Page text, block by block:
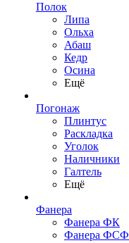
Полок
Липа
Ольха
Абаш
Кедр
Осина
Ещё
Погонаж
Плинтус
Раскладка
Уголок
Наличники
Галтель
Ещё
Фанера
Фанера ФК
Фанера ФСФ